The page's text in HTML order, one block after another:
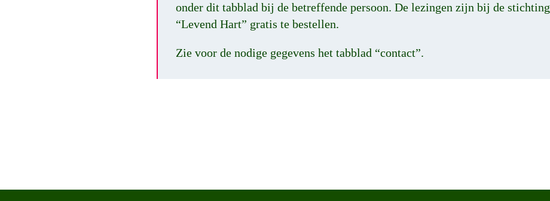
onder dit tabblad bij de betreffende persoon. De lezingen zijn bij de stichting
“Levend Hart” gratis te bestellen.
Zie voor de nodige gegevens het tabblad “contact”.